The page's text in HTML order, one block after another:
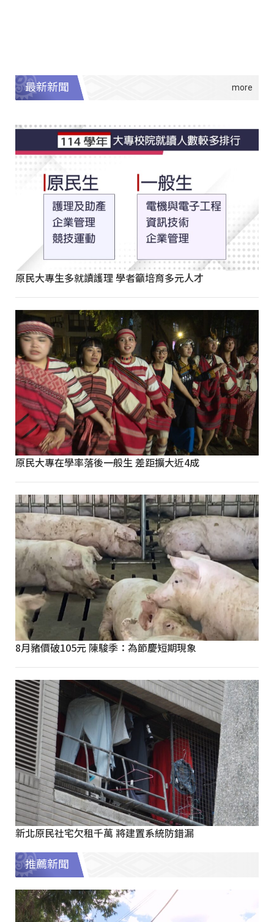
最新新聞
原民大專生多就讀護理 學者籲培育多元人才
原民大專在學率落後一般生 差距擴大近4成
8月豬價破105元 陳駿季：為節慶短期現象
新北原民社宅欠租千萬 將建置系統防錯漏
推薦新聞